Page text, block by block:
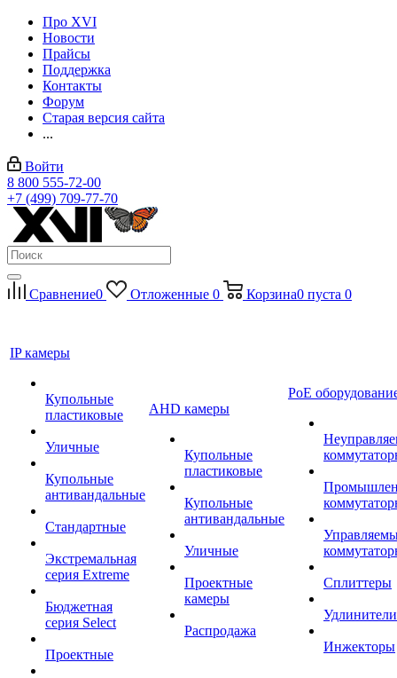
Про XVI
Новости
Прайсы
Поддержка
Контакты
Форум
Старая версия сайта
...
Войти
8 800 555-72-00
+7 (499) 709-77-70
Сравнение0 Отложенные 0 Корзина0 пуста 0
IP камеры
Купольные
пластиковые
Уличные
Купольные
антивандальные
Стандартные
Экстремальная
серия Extreme
Бюджетная
серия Select
Проектные
AHD камеры
Купольные
пластиковые
Купольные
антивандальные
Уличные
Проектные
камеры
Распродажа
PoE
Сплиттеры
Удлинители
Инжекторы